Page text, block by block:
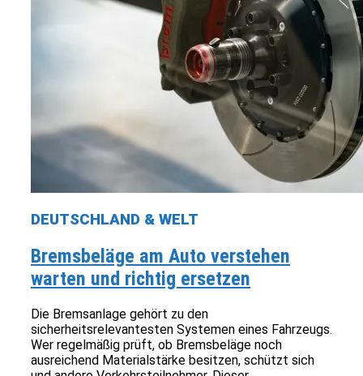
DEUTSCHLAND & WELT
Bremsbeläge am Auto verstehen
warten und richtig ersetzen
Die Bremsanlage gehört zu den
sicherheitsrelevantesten Systemen eines Fahrzeugs.
Wer regelmäßig prüft, ob Bremsbeläge noch
ausreichend Materialstärke besitzen, schützt sich